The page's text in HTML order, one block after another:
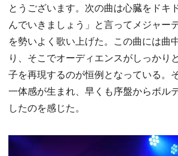
とうございます。次の曲は心臓をドキ
んでいきましょう」と言ってメジャー
を勢いよく歌い上げた。この曲には曲
り、そこでオーディエンスがしっかり
子を再現するのが恒例となっている。
一体感が生まれ、早くも序盤からボル
したのを感じた。